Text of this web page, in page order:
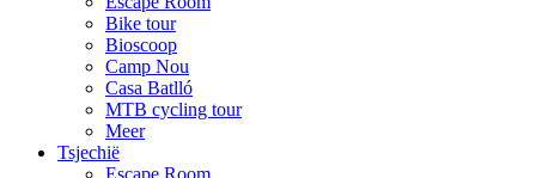
Bike tour
Bioscoop
Camp Nou
Casa Batlló
MTB cycling tour
Meer
Tsjechië
Escape Room